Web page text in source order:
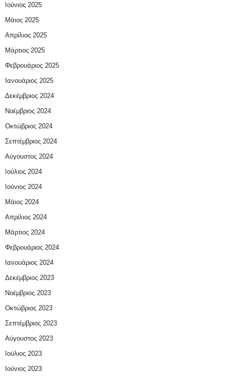
Ιούνιος 2025
Μάιος 2025
Απρίλιος 2025
Μάρτιος 2025
Φεβρουάριος 2025
Ιανουάριος 2025
Δεκέμβριος 2024
Νοέμβριος 2024
Οκτώβριος 2024
Σεπτέμβριος 2024
Αύγουστος 2024
Ιούλιος 2024
Ιούνιος 2024
Μάιος 2024
Απρίλιος 2024
Μάρτιος 2024
Φεβρουάριος 2024
Ιανουάριος 2024
Δεκέμβριος 2023
Νοέμβριος 2023
Οκτώβριος 2023
Σεπτέμβριος 2023
Αύγουστος 2023
Ιούλιος 2023
Ιούνιος 2023